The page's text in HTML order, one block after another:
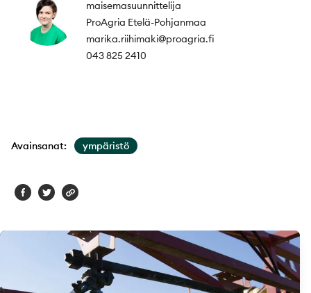
maisemasuunnittelija
ProAgria Etelä-Pohjanmaa
marika.riihimaki@proagria.fi
043 825 2410
Avainsanat: ympäristö